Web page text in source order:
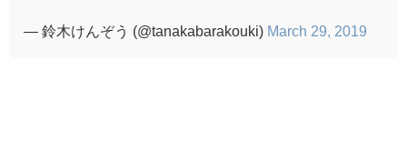
— 鈴木けんぞう (@tanakabarakouki) March 29, 2019